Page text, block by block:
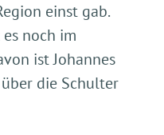
einst gab.
noch im
ist Johannes
die Schulter